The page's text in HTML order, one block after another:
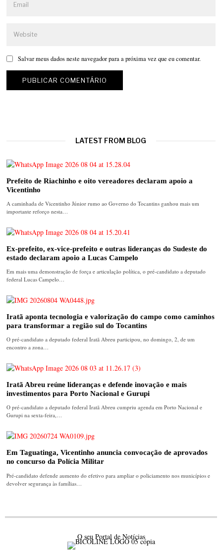
Salvar meus dados neste navegador para a próxima vez que eu comentar.
LATEST FROM BLOG
Prefeito de Riachinho e oito vereadores declaram apoio a
Vicentinho
A caminhada de Vicentinho Júnior rumo ao Governo do Tocantins ganhou mais um
importante reforço nesta…
Ex-prefeito, ex-vice-prefeito e outras lideranças do Sudeste do
estado declaram apoio a Lucas Campelo
Em mais uma demonstração de força e articulação política, o pré-candidato a deputado
federal Lucas Campelo…
Iratã aponta tecnologia e valorização do campo como caminhos
para transformar a região sul do Tocantins
O pré-candidato a deputado federal Iratã Abreu participou, no domingo, 2, de um
encontro a zona…
Iratã Abreu reúne lideranças e defende inovação e mais
investimentos para Porto Nacional e Gurupi
O pré-candidato a deputado federal Iratã Abreu cumpriu agenda em Porto Nacional e
Gurupi na sexta-feira,…
Em Taguatinga, Vicentinho anuncia convocação de aprovados
no concurso da Polícia Militar
Pré-candidato defende aumento do efetivo para ampliar o policiamento nos municípios e
devolver segurança às famílias…
O seu Portal de Notícias